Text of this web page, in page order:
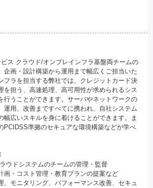
ス クラウド/オンプレインフラ基盤両チームの
企画・設計構築から運用まで幅広くご担当いた
フラを担当する弊社では、クレジットカード決
を担う、高速処理、高可用性が求められるシス
行うことができます。サーバやネットワークの
運用、改善まですべてに携われ、自社システム
幅広いスキルを身に着けることができます。ま
PCIDSS準拠のセキュアな環境構築などが学べ
ウドシステムのチームの管理・監督
画・コスト管理・教育プランの提案など
、モニタリング、パフォーマンス改善、セキュ